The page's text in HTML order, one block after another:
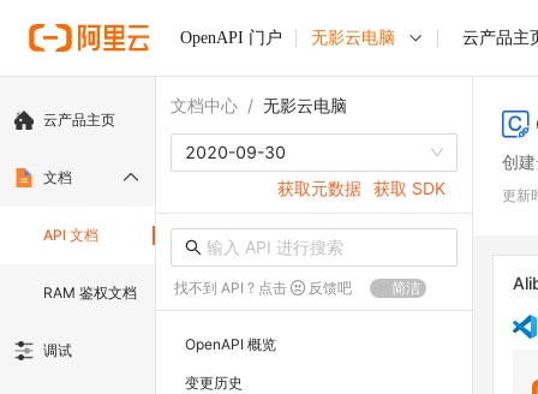
OpenAPI 门户 无影云电脑 云产品主
云产品主页
文档
API 文档
RAM 鉴权文档
调试
文档中心 / 无影云电脑
2020-09-30
获取元数据 获取 SDK
找不到 API ? 点击 反馈吧 简洁
OpenAPI 概览
变更历史
创
更新